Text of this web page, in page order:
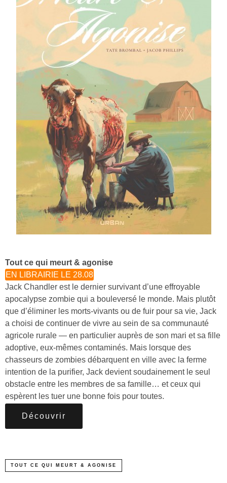
Tout ce qui meurt & agonise
EN LIBRAIRIE LE 28.08
Jack Chandler est le dernier survivant d’une effroyable
apocalypse zombie qui a bouleversé le monde. Mais plutôt
que d’éliminer les morts-vivants ou de fuir pour sa vie, Jack
a choisi de continuer de vivre au sein de sa communauté
agricole rurale — en particulier auprès de son mari et sa fille
adoptive, eux-mêmes contaminés. Mais lorsque des
chasseurs de zombies débarquent en ville avec la ferme
intention de la purifier, Jack devient soudainement le seul
obstacle entre les membres de sa famille… et ceux qui
espèrent les tuer une bonne fois pour toutes.
Découvrir
TOUT CE QUI MEURT & AGONISE